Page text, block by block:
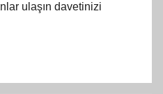
ulaşın davetinizi